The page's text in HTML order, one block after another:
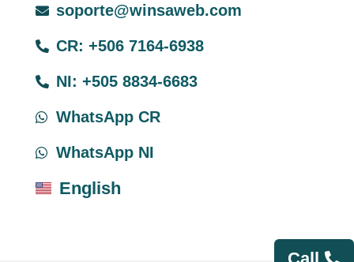
soporte@winsaweb.com
CR: +506 7164-6938
NI: +505 8834-6683
WhatsApp CR
WhatsApp NI
English